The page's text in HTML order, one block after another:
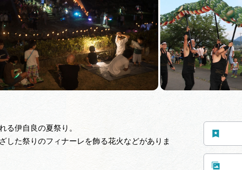
運営組織 広告掲載
る伊自良の夏祭り。
した祭りのフィナーレを飾る花火などがありま